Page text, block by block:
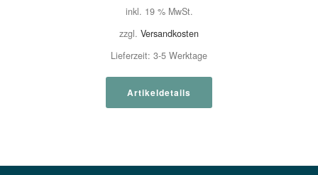
inkl. 19 % MwSt.
zzgl. Versandkosten
Lieferzeit: 3-5 Werktage
Artikeldetails